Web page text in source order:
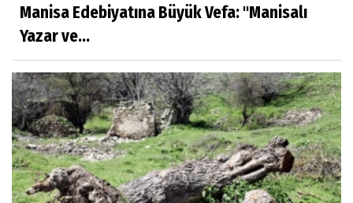
Manisa Edebiyatına Büyük Vefa: "Manisalı
Yazar ve...